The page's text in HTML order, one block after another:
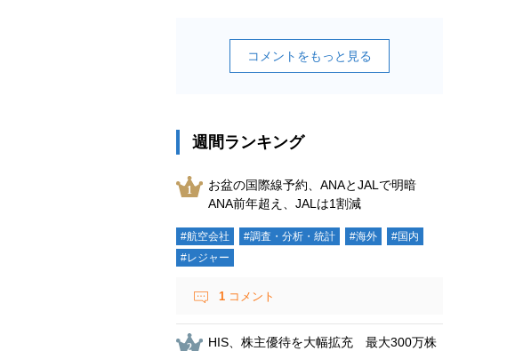
コメントをもっと見る
週間ランキング
お盆の国際線予約、ANAとJALで明暗
ANA前年超え、JALは1割減
#航空会社 #調査・分析・統計 #海外
#国内
#レジャー
1 コメント
HIS、株主優待を大幅拡充 最大300万株